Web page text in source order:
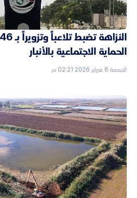
الحماية الاجتماعية بالأنبار
الجمعة 6 فبراير 2026 02:21 م